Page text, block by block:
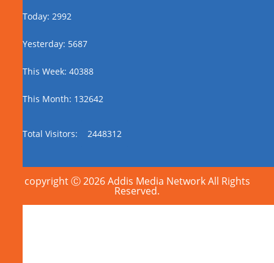
Today: 2992
Yesterday: 5687
This Week: 40388
This Month: 132642
Total Visitors: 2448312
copyright Ⓒ 2026 Addis Media Network All Rights
Reserved.